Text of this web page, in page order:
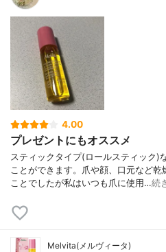
4.00
プレゼントにもオススメ
スティックタイプ(ロールスティック)
ことができます。爪や顔、口元など
ことでしたが私はいつも爪に使用…続
Melvita(メルヴィータ)